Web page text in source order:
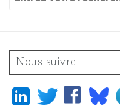
Nous suivre